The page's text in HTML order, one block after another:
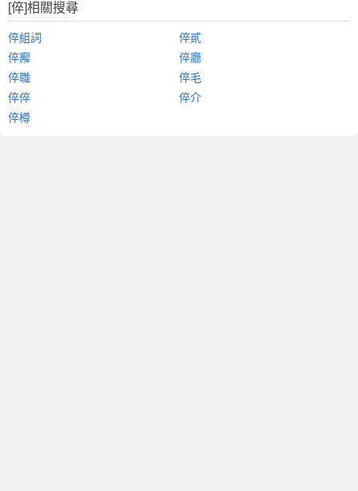
[倅]相關搜尋
倅組詞
倅貳
倅廨
倅廳
倅職
倅毛
倅倅
倅介
倅樽